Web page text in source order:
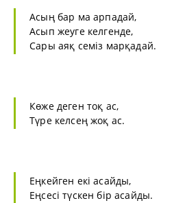
Асың бар ма арпадай,
Асып жеуге келгенде,
Сары аяқ семіз марқадай.
Көже деген тоқ ас,
Түре келсең жоқ ас.
Еңкейген екі асайды,
Еңсесі түскен бір асайды.